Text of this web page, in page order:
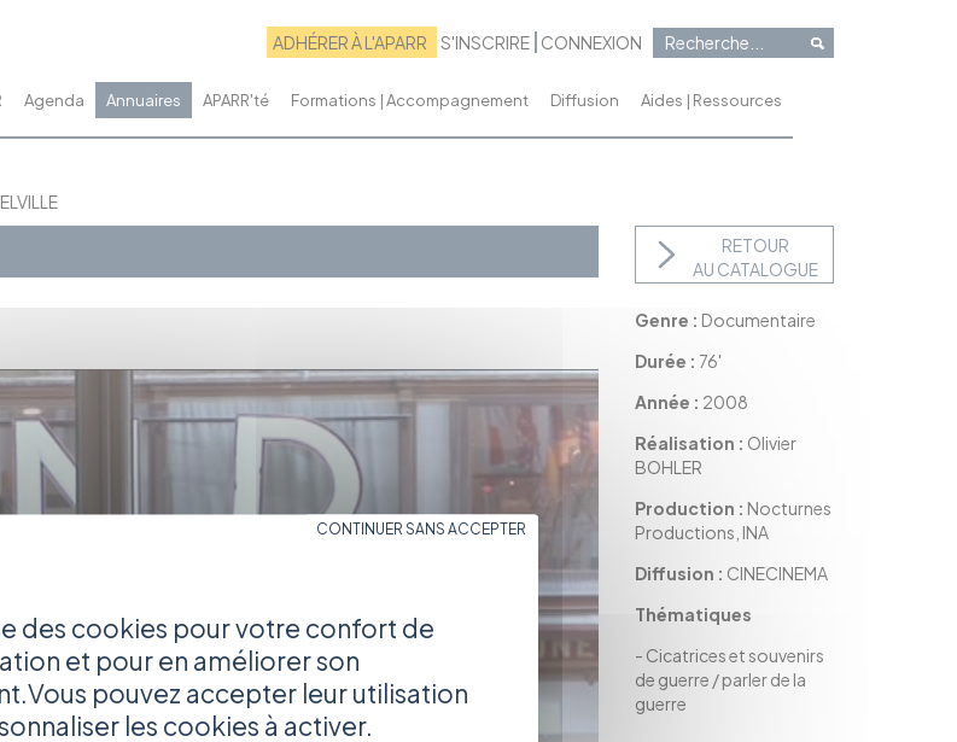
ADHÉRER À L'APARR S'INSCRIRE CONNEXION
Agenda Annuaires APARR'té Formations | Accompagnement Diffusion Aides | Ressources
RETOUR
AU CATALOGUE
Genre : Documentaire
Durée : 76'
Année : 2008
Réalisation : Olivier
BOHLER
Production : Nocturnes
Productions, INA
Diffusion : CINECINEMA
Thématiques
- Cicatrices et souvenirs
de guerre / parler de la
guerre
des cookies pour votre confort de
et pour en améliorer son
pouvez accepter leur utilisation
les cookies à activer.
CONTINUER SANS ACCEPTER